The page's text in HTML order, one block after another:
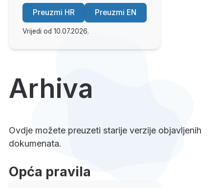
Preuzmi HR Preuzmi EN
Vrijedi od 10.07.2026.
Arhiva
Ovdje možete preuzeti starije verzije objavljenih
dokumenata.
Opća pravila